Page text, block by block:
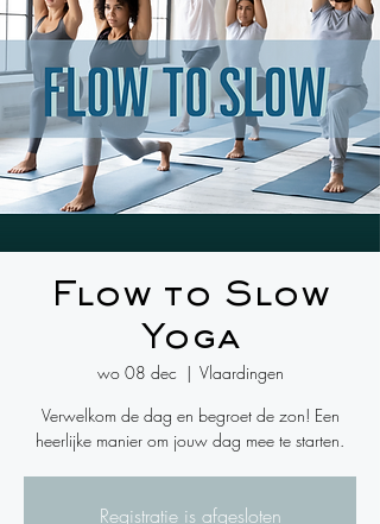
Flow to Slow
Yoga
wo 08 dec
  |
Vlaardingen
Verwelkom de dag en begroet de zon! Een
heerlijke manier om jouw dag mee te starten.
Registratie is afgesloten